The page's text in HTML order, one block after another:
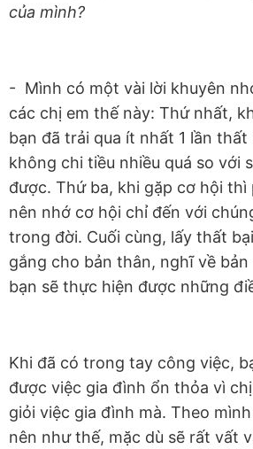
của mình?
- Mình có một vài lời khuyên
các chị em thế này: Thứ nhất,
bạn đã trải qua ít nhất 1 lần thất
không chi tiều nhiều quá so với
được. Thứ ba, khi gặp cơ hội thì
nên nhớ cơ hội chỉ đến với
trong đời. Cuối cùng, lấy thất
gắng cho bản thân, nghĩ về
bạn sẽ thực hiện được những
Khi đã có trong tay công việc,
được việc gia đình ổn thỏa vì
giỏi việc gia đình mà. Theo
nên như thế, mặc dù sẽ rất vất